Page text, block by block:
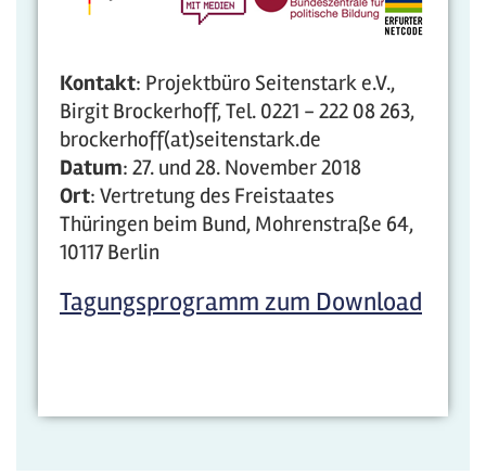
Kontakt: Projektbüro Seitenstark e.V.,
Birgit Brockerhoff, Tel. 0221 - 222 08 263,
brockerhoff(at)seitenstark.de
Datum: 27. und 28. November 2018
Ort: Vertretung des Freistaates
Thüringen beim Bund, Mohrenstraße 64,
10117 Berlin
Tagungsprogramm zum Download